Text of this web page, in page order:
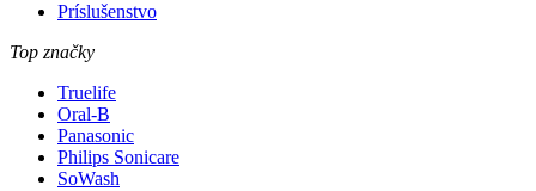
Príslušenstvo
Top značky
Truelife
Oral-B
Panasonic
Philips Sonicare
SoWash